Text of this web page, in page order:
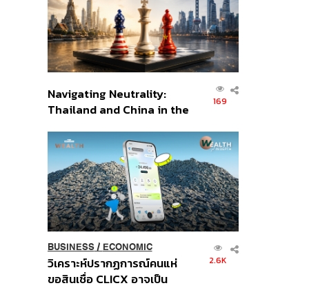
Navigating Neutrality:
Thailand and China in the
Order
169
BUSINESS/ ECONOMIC
วิเคราะห์ปรากฏการณ์คนแห่
ขอสินเชื่อ CLICX อาจเป็น
2.6K